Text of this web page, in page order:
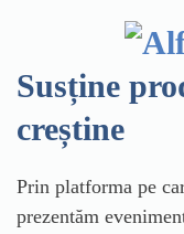
Susține
creștine
Prin platforma pe
prezentăm